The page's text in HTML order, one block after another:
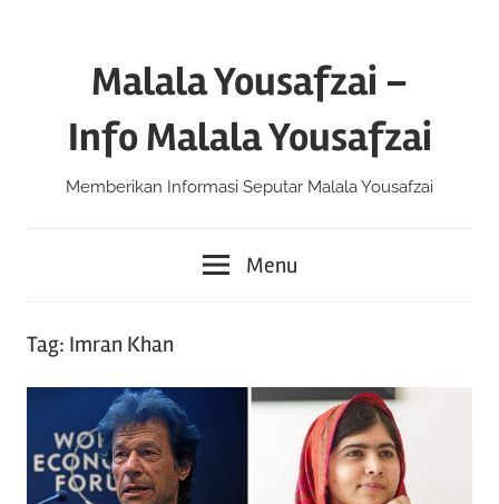
Malala Yousafzai –
Info Malala Yousafzai
Memberikan Informasi Seputar Malala Yousafzai
Menu
Tag: Imran Khan